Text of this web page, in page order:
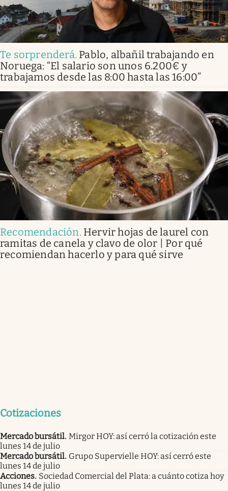
Te sorprenderá. Pablo, albañil trabajando en
Noruega: “El salario son unos 6.200€ y
trabajamos desde las 8:00 hasta las 16:00”
Recomendación. Hervir hojas de laurel con
ramitas de canela y clavo de olor | Por qué
recomiendan hacerlo y para qué sirve
Cotizaciones
Mercado bursátil. Mirgor HOY: así cerró la cotización este
lunes 14 de julio
Mercado bursátil. Grupo Supervielle HOY: así cerró este
lunes 14 de julio
Acciones. Sociedad Comercial del Plata: a cuánto cotiza hoy
lunes 14 de julio